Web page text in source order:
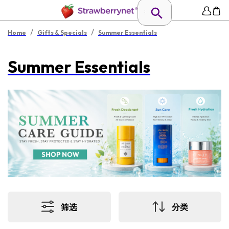
Home / Gifts & Specials / Summer Essentials
Summer Essentials
筛选 分类